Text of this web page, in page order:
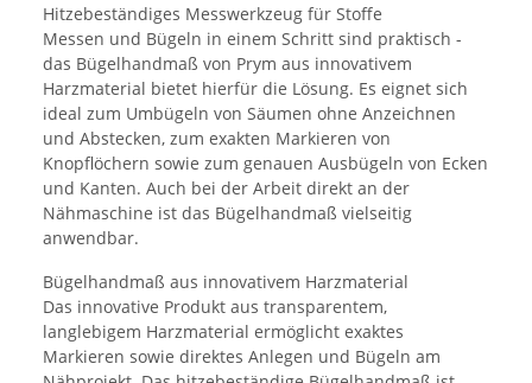
Hitzebeständiges Messwerkzeug für Stoffe
Messen und Bügeln in einem Schritt sind praktisch -
das Bügelhandmaß von Prym aus innovativem
Harzmaterial bietet hierfür die Lösung. Es eignet sich
ideal zum Umbügeln von Säumen ohne Anzeichnen
und Abstecken, zum exakten Markieren von
Knopflöchern sowie zum genauen Ausbügeln von Ecken
und Kanten. Auch bei der Arbeit direkt an der
Nähmaschine ist das Bügelhandmaß vielseitig
anwendbar.
Bügelhandmaß aus innovativem Harzmaterial
Das innovative Produkt aus transparentem,
langlebigem Harzmaterial ermöglicht exaktes
Markieren sowie direktes Anlegen und Bügeln am